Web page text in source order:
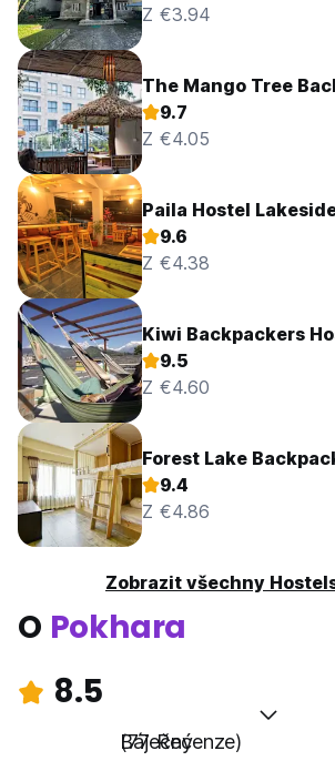
Z €3.94
The Mango Tree
9.7
Z €4.05
Paila Hostel
9.6
Z €4.38
Kiwi Backpackers
9.5
Z €4.60
Forest Lake
9.4
Z €4.86
Zobrazit všechny
O Pokhara
8.5
Báječný
(77 Recenze)